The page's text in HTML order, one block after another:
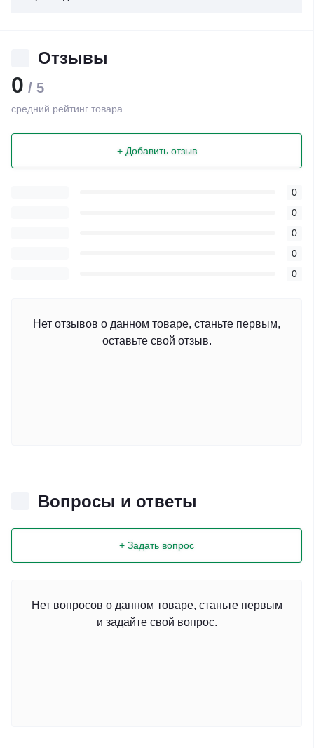
Отзывы
0 / 5
средний рейтинг товара
+ Добавить отзыв
0
0
0
0
0
Нет отзывов о данном товаре, станьте первым,
оставьте свой отзыв.
Вопросы и ответы
+ Задать вопрос
Нет вопросов о данном товаре, станьте первым
и задайте свой вопрос.